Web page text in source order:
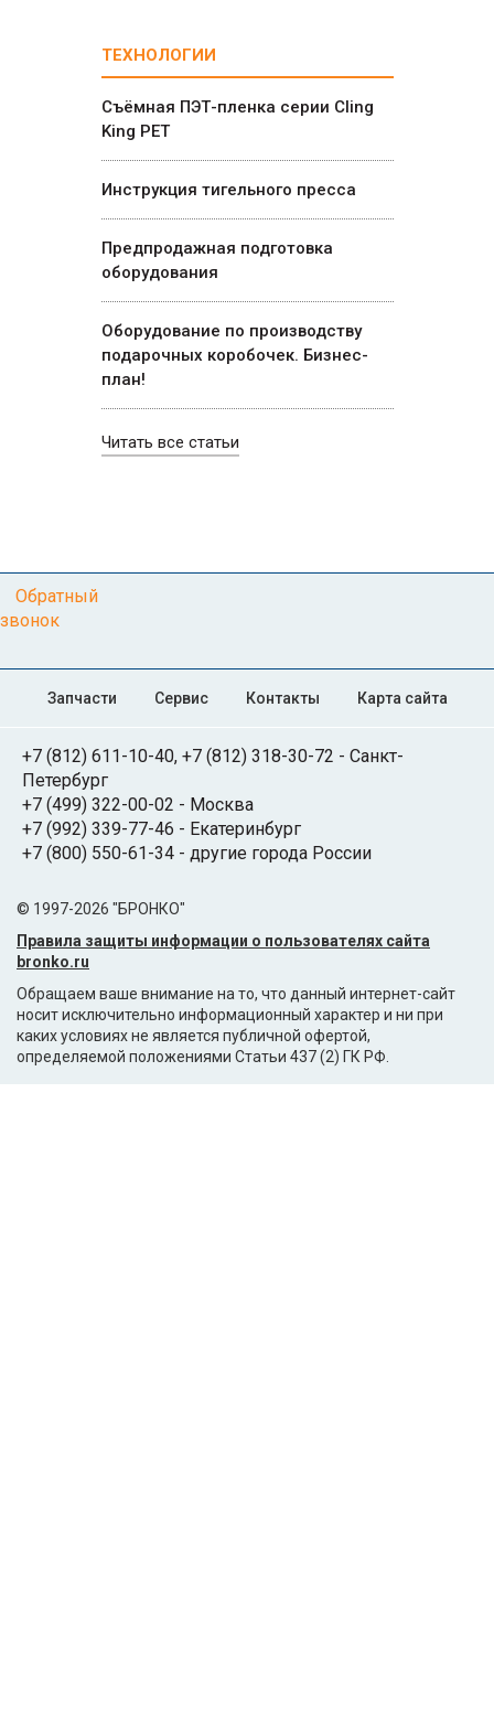
ТЕХНОЛОГИИ
Съёмная ПЭТ-пленка серии Cling
King PET
Инструкция тигельного пресса
Предпродажная подготовка
оборудования
Оборудование по производству
подарочных коробочек. Бизнес-
план!
Читать все статьи
Обратный
звонок
Запчасти Сервис Контакты Карта сайта
+7 (812) 611-10-40, +7 (812) 318-30-72 - Санкт-
Петербург
+7 (499) 322-00-02 - Москва
+7 (992) 339-77-46 - Екатеринбург
+7 (800) 550-61-34 - другие города России
© 1997-2026 "БРОНКО"
Правила защиты информации о пользователях сайта
bronko.ru
Обращаем ваше внимание на то, что данный интернет-сайт
носит исключительно информационный характер и ни при
каких условиях не является публичной офертой,
определяемой положениями Статьи 437 (2) ГК РФ.